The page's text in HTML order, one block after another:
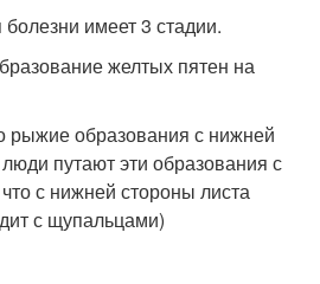
имеет 3 стадии.
желтых пятен на
рыжие образования с нижней
путают эти образования с
с нижней стороны листа
с щупальцами)